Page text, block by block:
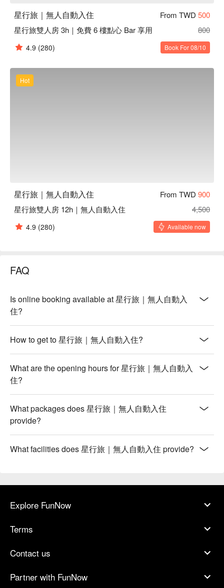
星行旅｜無人自動入住 From TWD 500
星行旅雙人房 3h｜免費 6 樓點心 Bar 享用
800
4.9 (280) Book For 08/10
Hot
星行旅｜無人自動入住 From TWD 900
星行旅雙人房 12h｜無人自動入住
4,500
4.9 (280) Available now
FAQ
Is online booking available at 星行旅｜無人自動入
住?
How to get to 星行旅｜無人自動入住?
What are the opening hours for 星行旅｜無人自動入
住?
What packages does 星行旅｜無人自動入住
provide?
What facilities does 星行旅｜無人自動入住 provide?
Explore FunNow
Terms
Contact us
Partner with FunNow